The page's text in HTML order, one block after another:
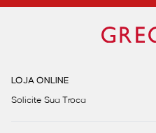
LOJA ONLINE
Solicite Sua Troca